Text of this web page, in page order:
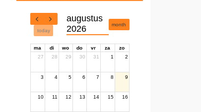
today
augustus
2026
month
ma di wo do vr za
zo
27
28 29 30 31 1 2
3 4 5 6 7 8 9
10 11 12 13 14 15 16